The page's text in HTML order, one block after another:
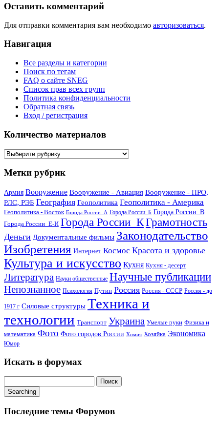
Оставить комментарий
Для отправки комментария вам необходимо авторизоваться.
Навигация
Все разделы и категории
Поиск по тегам
FAQ о сайте SNEG
Список прав всех групп
Политика конфиденциальности
Обратная связь
Вход / регистрация
Количество материалов
Количество
Метки рубрик
Армия Вооружение Вооружение - Авиация Вооружение - ПРО,
РЛС, РЭБ География Геополитика Геополитика - Америка
Геополитика - Восток Города России_А Города России_Б Города России_В
Города России_Е-И Города России_КГрамотность
Деньги Документальные фильмы Законодательство
Изобретения Интернет Космос Красота и здоровье
Культура и искусство Кухня Кухня - десерт
Литература Науки общественные Научные публикации
Непознанное Психология Путин Россия Россия - СССР Россия - до
1917 г Силовые структуры Техника и
технологии Транспорт Украина Умелые руки Физика и
математика Фото Фото городов России Химия Хозяйка Экономика
Юмор
Искать в форумах
Searching
Последние темы Форумов